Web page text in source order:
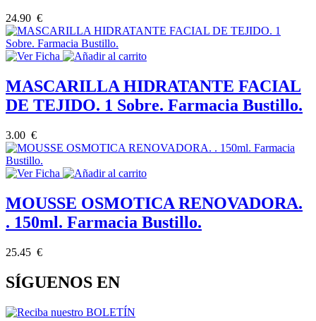
24.90 €
MASCARILLA HIDRATANTE FACIAL
DE TEJIDO. 1 Sobre. Farmacia Bustillo.
3.00 €
MOUSSE OSMOTICA RENOVADORA.
. 150ml. Farmacia Bustillo.
25.45 €
SÍGUENOS EN